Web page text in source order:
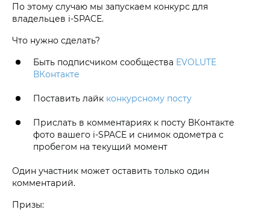
По этому случаю мы запускаем конкурс для
владельцев i‑SPACE.
Что нужно сделать?
Быть подписчиком сообщества EVOLUTE
ВКонтакте
Поставить лайк конкурсному посту
Прислать в комментариях к посту ВКонтакте
фото вашего i‑SPACE и снимок одометра с
пробегом на текущий момент
Один участник может оставить только один
комментарий.
Призы: